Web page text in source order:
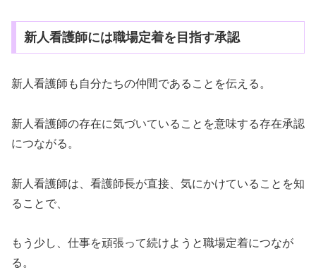
新人看護師には職場定着を目指す承認
新人看護師も自分たちの仲間であることを伝える。
新人看護師の存在に気づいていることを意味する存在承認
につながる。
新人看護師は、看護師長が直接、気にかけていることを知
ることで、
もう少し、仕事を頑張って続けようと職場定着につなが
る。